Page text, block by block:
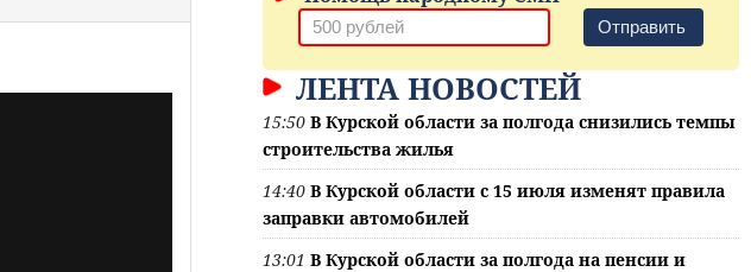
Отправить
ЛЕНТА НОВОСТЕЙ
15:50 В Курской области за полгода снизились темпы
строительства жилья
14:40 В Курской области с 15 июля изменят правила
заправки автомобилей
13:01 В Курской области за полгода на пенсии и